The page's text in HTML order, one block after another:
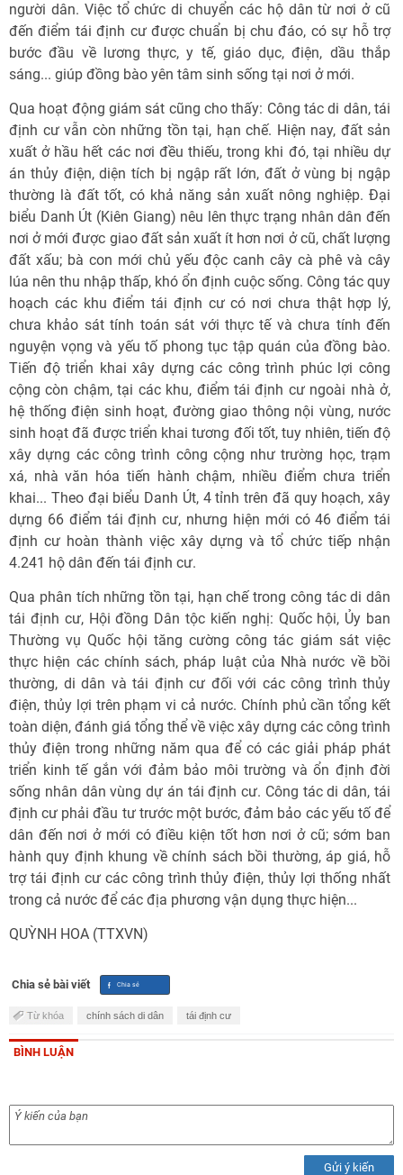
người dân. Việc tổ chức di chuyển các hộ dân từ nơi ở cũ
đến điểm tái định cư được chuẩn bị chu đáo, có sự hỗ trợ
bước đầu về lương thực, y tế, giáo dục, điện, dầu thắp
sáng... giúp đồng bào yên tâm sinh sống tại nơi ở mới.
Qua hoạt động giám sát cũng cho thấy: Công tác di dân, tái
định cư vẫn còn những tồn tại, hạn chế. Hiện nay, đất sản
xuất ở hầu hết các nơi đều thiếu, trong khi đó, tại nhiều dự
án thủy điện, diện tích bị ngập rất lớn, đất ở vùng bị ngập
thường là đất tốt, có khả năng sản xuất nông nghiệp. Đại
biểu Danh Út (Kiên Giang) nêu lên thực trạng nhân dân đến
nơi ở mới được giao đất sản xuất ít hơn nơi ở cũ, chất lượng
đất xấu; bà con mới chủ yếu độc canh cây cà phê và cây
lúa nên thu nhập thấp, khó ổn định cuộc sống. Công tác quy
hoạch các khu điểm tái định cư có nơi chưa thật hợp lý,
chưa khảo sát tính toán sát với thực tế và chưa tính đến
nguyện vọng và yếu tố phong tục tập quán của đồng bào.
Tiến độ triển khai xây dựng các công trình phúc lợi công
cộng còn chậm, tại các khu, điểm tái định cư ngoài nhà ở,
hệ thống điện sinh hoạt, đường giao thông nội vùng, nước
sinh hoạt đã được triển khai tương đối tốt, tuy nhiên, tiến độ
xây dựng các công trình công cộng như trường học, trạm
xá, nhà văn hóa tiến hành chậm, nhiều điểm chưa triển
khai... Theo đại biểu Danh Út, 4 tỉnh trên đã quy hoạch, xây
dựng 66 điểm tái định cư, nhưng hiện mới có 46 điểm tái
định cư hoàn thành việc xây dựng và tổ chức tiếp nhận
4.241 hộ dân đến tái định cư.
Qua phân tích những tồn tại, hạn chế trong công tác di dân
tái định cư, Hội đồng Dân tộc kiến nghị: Quốc hội, Ủy ban
Thường vụ Quốc hội tăng cường công tác giám sát việc
thực hiện các chính sách, pháp luật của Nhà nước về bồi
thường, di dân và tái định cư đối với các công trình thủy
điện, thủy lợi trên phạm vi cả nước. Chính phủ cần tổng kết
toàn diện, đánh giá tổng thể về việc xây dựng các công trình
thủy điện trong những năm qua để có các giải pháp phát
triển kinh tế gắn với đảm bảo môi trường và ổn định đời
sống nhân dân vùng dự án tái định cư. Công tác di dân, tái
định cư phải đầu tư trước một bước, đảm bảo các yếu tố để
dân đến nơi ở mới có điều kiện tốt hơn nơi ở cũ; sớm ban
hành quy định khung về chính sách bồi thường, áp giá, hỗ
trợ tái định cư các công trình thủy điện, thủy lợi thống nhất
trong cả nước để các địa phương vận dụng thực hiện...
QUỲNH HOA (TTXVN)
Chia sẻ bài viết
Từ khóa chính sách di dân tái định cư
BÌNH LUẬN
Gửi ý kiến